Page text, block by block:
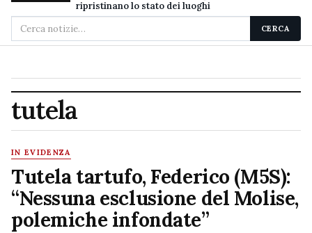
ripristinano lo stato dei luoghi
Cerca
nel
CERCA
tutela
IN EVIDENZA
Tutela tartufo, Federico (M5S):
“Nessuna esclusione del Molise,
polemiche infondate”